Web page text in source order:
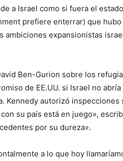
a Israel como si fuera el
prefiere enterrar) que hubo
ambiciones expansionistas
Ben-Gurion sobre los
de EE.UU. si Israel no
Kennedy autorizó
su país está en juego»,
por su dureza».
a lo que hoy